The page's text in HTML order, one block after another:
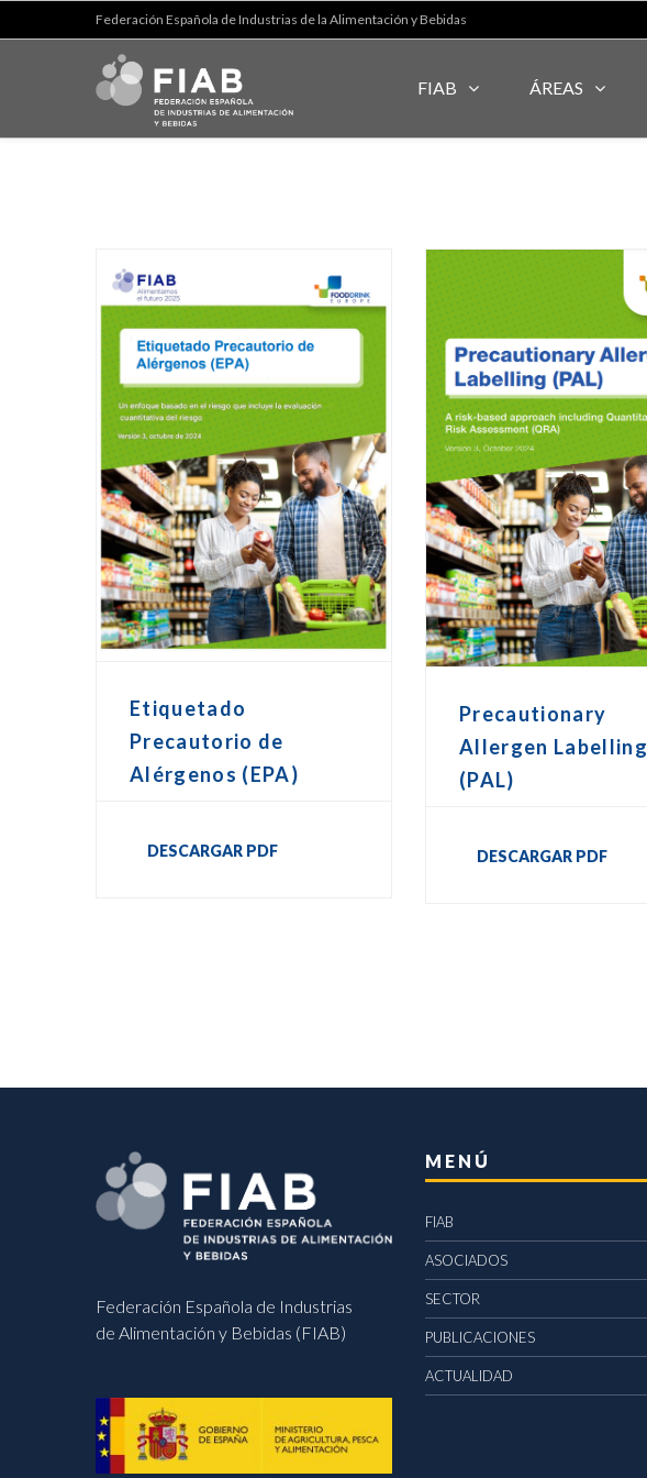
Federación Española de Industrias de la Alimentación y Bebidas
FIAB ÁREAS
Etiquetado
Precautorio de
Alérgenos (EPA)
DESCARGAR PDF
Precautionary
Allergen Labelling
(PAL)
DESCARGAR PDF
Federación Española de Industrias
de Alimentación y Bebidas (FIAB)
MENÚ
FIAB
ASOCIADOS
SECTOR
PUBLICACIONES
ACTUALIDAD